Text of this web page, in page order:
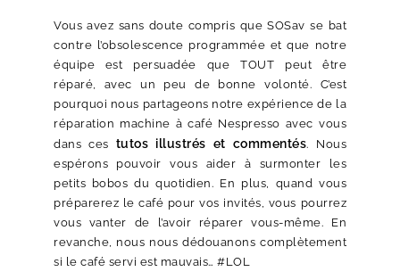
Vous avez sans doute compris que SOSav se bat
contre l’obsolescence programmée et que notre
équipe est persuadée que TOUT peut être
réparé, avec un peu de bonne volonté. C’est
pourquoi nous partageons notre expérience de la
réparation machine à café Nespresso avec vous
dans ces tutos illustrés et commentés. Nous
espérons pouvoir vous aider à surmonter les
petits bobos du quotidien. En plus, quand vous
préparerez le café pour vos invités, vous pourrez
vous vanter de l’avoir réparer vous-même. En
revanche, nous nous dédouanons complètement
si le café servi est mauvais… #LOL